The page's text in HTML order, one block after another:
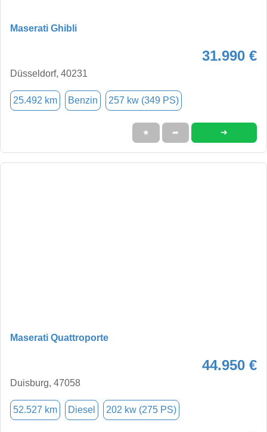
Maserati Ghibli
31.990 €
Düsseldorf, 40231
25.492 km Benzin 257 kw (349 PS)
★ ➦ ➜
Maserati Quattroporte
44.950 €
Duisburg, 47058
52.527 km Diesel 202 kw (275 PS)